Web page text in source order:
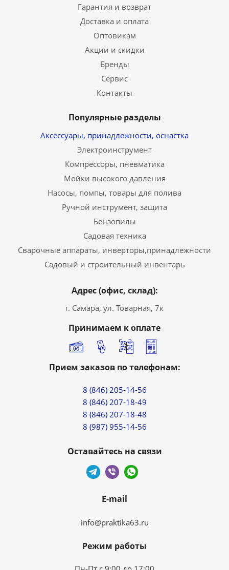
Гарантия и возврат
Доставка и оплата
Оптовикам
Акции и скидки
Бренды
Сервис
Контакты
Популярные разделы
Аксессуары, принадлежности, оснастка
Электроинструмент
Компрессоры, пневматика
Мойки высокого давления
Насосы, помпы, товары для полива
Ручной инструмент, защита
Бензопилы
Садовая техника
Сварочные аппараты, инверторы,принадлежности
Садовый и строительный инвентарь
Адрес (офис, склад):
г. Самара, ул. Товарная, 7к
Принимаем к оплате
Прием заказов по телефонам:
8 (846) 205-14-56
8 (846) 207-18-49
8 (846) 207-18-48
8 (987) 955-14-56
Оставайтесь на связи
E-mail
info@praktika63.ru
Режим работы